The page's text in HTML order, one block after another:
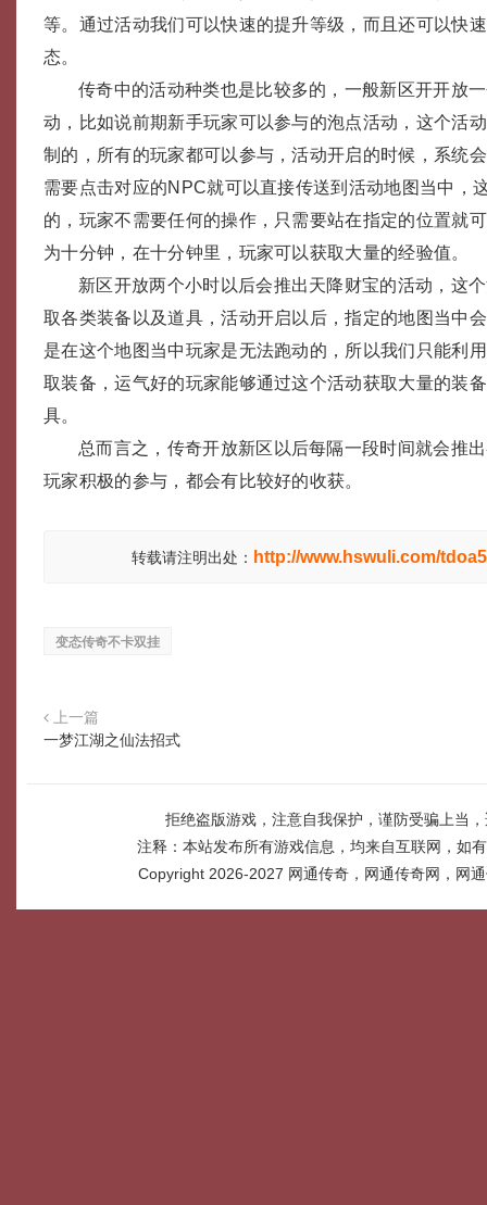
等。通过活动我们可以快速的提升等级，而且还可以快
态。
传奇中的活动种类也是比较多的，一般新区开开放
动，比如说前期新手玩家可以参与的泡点活动，这个活
制的，所有的玩家都可以参与，活动开启的时候，系统
需要点击对应的NPC就可以直接传送到活动地图当中，
的，玩家不需要任何的操作，只需要站在指定的位置就
为十分钟，在十分钟里，玩家可以获取大量的经验值。
新区开放两个小时以后会推出天降财宝的活动，这
取各类装备以及道具，活动开启以后，指定的地图当中
是在这个地图当中玩家是无法跑动的，所以我们只能利
取装备，运气好的玩家能够通过这个活动获取大量的装
具。
总而言之，传奇开放新区以后每隔一段时间就会推
玩家积极的参与，都会有比较好的收获。
转载请注明出处： http://www.hswuli.com/
变态传奇不卡双挂
上一篇
一梦江湖之仙法招式
拒绝盗版游戏，注意自我保护，谨防受骗上当
注释：本站发布所有游戏信息，均来自互联网，如
Copyright 2026-2027 网通传奇，网通传奇网，网